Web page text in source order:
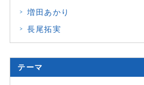
増田あかり
長尾拓実
テーマ